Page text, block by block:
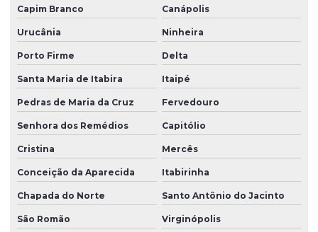
Capim Branco Canápolis
Urucânia Ninheira
Porto Firme Delta
Santa Maria de Itabira Itaipé
Pedras de Maria da Cruz Fervedouro
Senhora dos Remédios Capitólio
Cristina Mercês
Conceição da Aparecida Itabirinha
Chapada do Norte Santo Antônio do Jacinto
São Romão Virginópolis